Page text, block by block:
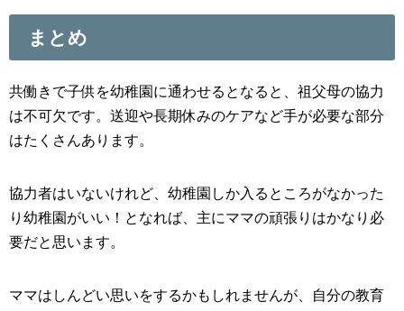
まとめ
共働きで子供を幼稚園に通わせるとなると、祖父母の協力
は不可欠です。送迎や長期休みのケアなど手が必要な部分
はたくさんあります。
協力者はいないけれど、幼稚園しか入るところがなかった
り幼稚園がいい！となれば、主にママの頑張りはかなり必
要だと思います。
ママはしんどい思いをするかもしれませんが、自分の教育